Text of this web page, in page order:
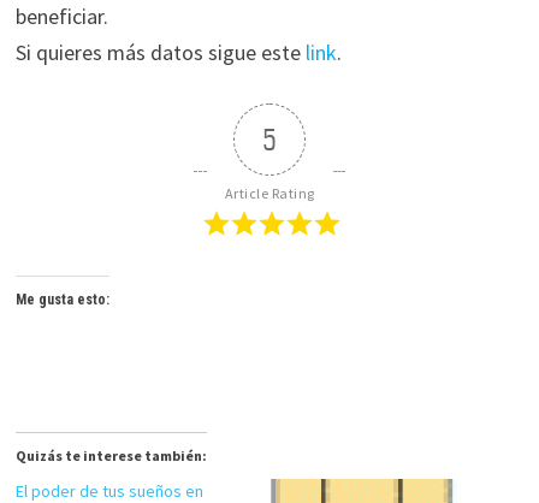
beneficiar.
Si quieres más datos sigue este link.
5
Article Rating
Me gusta esto:
Quizás te interese también:
El poder de tus sueños en